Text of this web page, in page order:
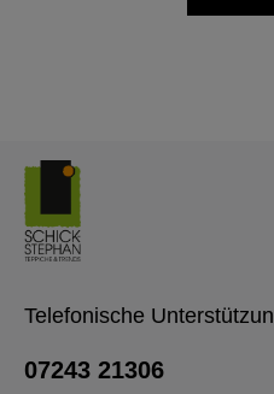
Telefonische
07243 21306